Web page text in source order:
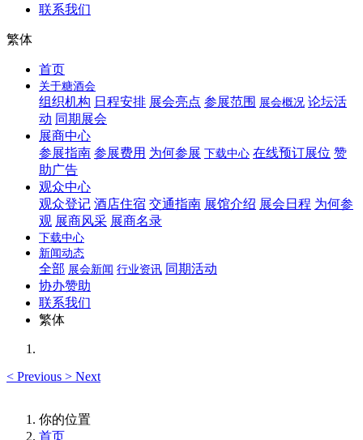
联系我们
繁体
首页
关于糖酒会
组织机构 日程安排 展会亮点 参展范围 展会概况 论坛活
动 同期展会
展商中心
参展指南 参展费用 为何参展 下载中心 在线预订展位 赞
助广告
观众中心
观众登记 酒店住宿 交通指南 展馆介绍 展会日程 为何参
观 展商风采 展商名录
下载中心
新闻动态
全部 展会新闻 行业资讯 同期活动
协办赞助
联系我们
繁体
< Previous > Next
你的位置
首页